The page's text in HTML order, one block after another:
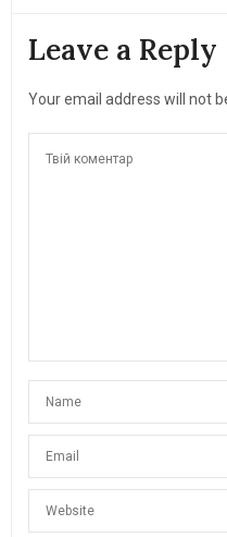
Leave a Reply
Your email address will not